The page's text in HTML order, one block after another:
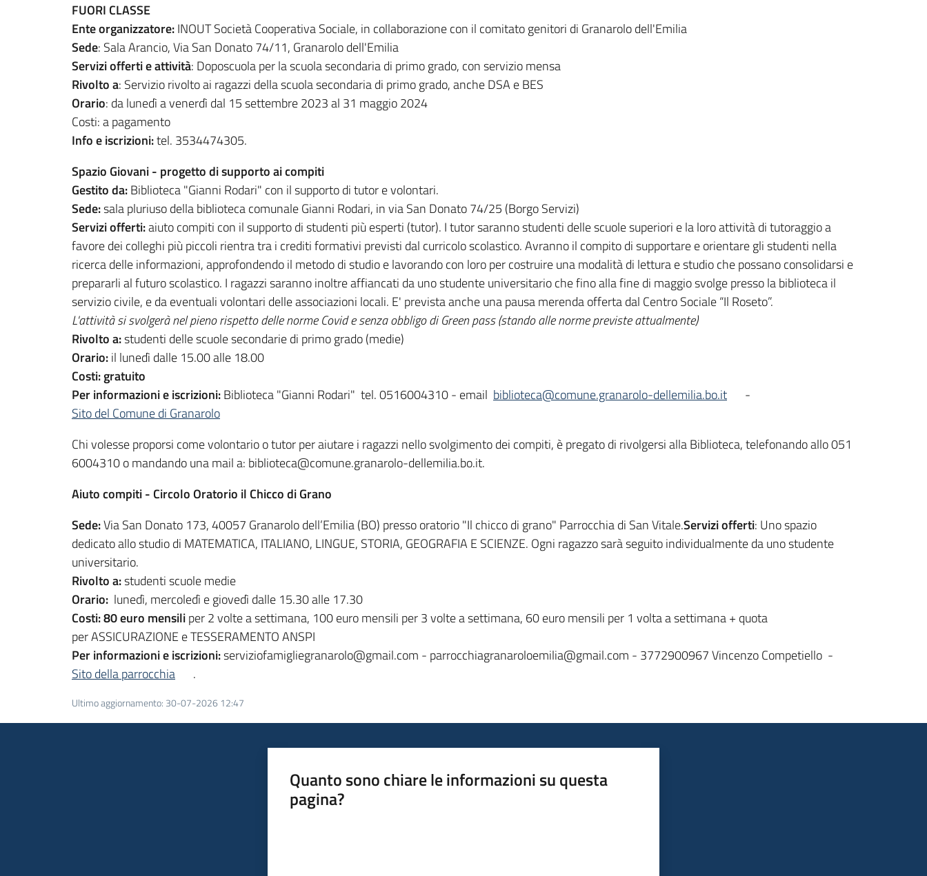
FUORI CLASSE
Ente organizzatore:INOUT Società Cooperativa Sociale, in collaborazione con il comitato genitori di Granarolo dell'Emilia
Sede: Sala Arancio, Via San Donato 74/11, Granarolo dell'Emilia
Servizi offerti e attività: Doposcuola per la scuola secondaria di primo grado, con servizio mensa
Rivolto a: Servizio rivolto ai ragazzi della scuola secondaria di primo grado, anche DSA e BES
Orario: da lunedì a venerdì dal 15 settembre 2023 al 31 maggio 2024
Costi: a pagamento
Info e iscrizioni:tel. 3534474305.
Spazio Giovani - progetto di supporto ai compiti
Gestito da:Biblioteca "Gianni Rodari" con il supporto di tutor e volontari.
Sede:sala pluriuso della biblioteca comunale Gianni Rodari, in via San Donato 74/25 (Borgo Servizi)
Servizi offerti:aiuto compiti con il supporto di studenti più esperti (tutor). I tutor saranno studenti delle scuole superiori e la loro attività di tutoraggio a
favore dei colleghi più piccoli rientra tra i crediti formativi previsti dal curricolo scolastico. Avranno il compito di supportare e orientare gli studenti nella
ricerca delle informazioni, approfondendo il metodo di studio e lavorando con loro per costruire una modalità di lettura e studio che possano consolidarsi e
prepararli al futuro scolastico. I ragazzi saranno inoltre affiancati da uno studente universitario che fino alla fine di maggio svolge presso la biblioteca il
servizio civile, e da eventuali volontari delle associazioni locali. E' prevista anche una pausa merenda offerta dal Centro Sociale “Il Roseto”.
L'attività si svolgerà nel pieno rispetto delle norme Covid e senza obbligo di Green pass (stando alle norme previste attualmente)
Rivolto a:studenti delle scuole secondarie di primo grado (medie)
Orario:il lunedì dalle 15.00 alle 18.00
Costi:gratuito
Per informazioni e iscrizioni:Biblioteca "Gianni Rodari" tel. 0516004310 - email biblioteca@comune.granarolo-dellemilia.bo.it
-
Sito del Comune di Granarolo
Chi volesse proporsi come volontario o tutor per aiutare i ragazzi nello svolgimento dei compiti, è pregato di rivolgersi alla Biblioteca, telefonando allo 051
6004310 o mandando una mail a: biblioteca@comune.granarolo-dellemilia.bo.it.
Aiuto compiti - Circolo Oratorio il Chicco di Grano
Sede:Via San Donato 173, 40057 Granarolo dell’Emilia (BO) presso oratorio "Il chicco di grano" Parrocchia di San Vitale.Servizi offerti: Uno spazio
dedicato allo studio di MATEMATICA, ITALIANO, LINGUE, STORIA, GEOGRAFIA E SCIENZE. Ogni ragazzo sarà seguito individualmente da uno studente
universitario.
Rivolto a:studenti scuole medie
Orario: lunedì, mercoledì e giovedì dalle 15.30 alle 17.30
Costi:80 euro mensiliper 2 volte a settimana, 100 euro mensili per 3 volte a settimana, 60 euro mensili per 1 volta a settimana + quota
per ASSICURAZIONE e TESSERAMENTO ANSPI
Per informazioni e iscrizioni:serviziofamigliegranarolo@gmail.com - parrocchiagranaroloemilia@gmail.com - 3772900967 Vincenzo Competiello -
Sito della parrocchia
.
Ultimo aggiornamento: 30-07-2026 12:47
Quanto sono chiare le informazioni su questa
pagina?